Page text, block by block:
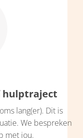
hulptraject
lang(er). Dit is
We bespreken
met jou.